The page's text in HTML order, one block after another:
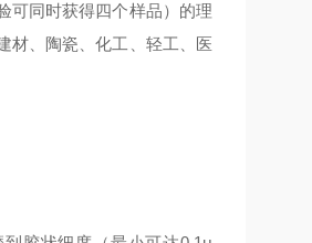
可同时获得四个样品）的理
材、陶瓷、化工、轻工、医